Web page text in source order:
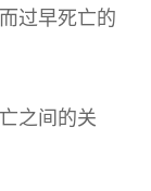
过早死亡的
之间的关